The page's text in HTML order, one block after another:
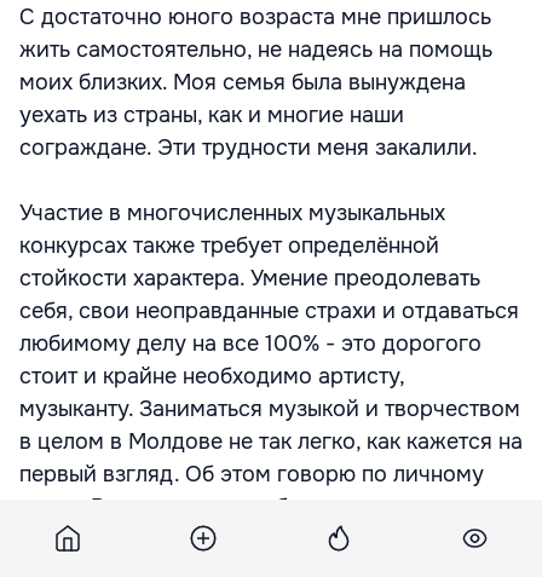
С достаточно юного возраста мне пришлось
жить самостоятельно, не надеясь на помощь
моих близких. Моя семья была вынуждена
уехать из страны, как и многие наши
сограждане. Эти трудности меня закалили.
Участие в многочисленных музыкальных
конкурсах также требует определённой
стойкости характера. Умение преодолевать
себя, свои неоправданные страхи и отдаваться
любимому делу на все 100% - это дорогого
стоит и крайне необходимо артисту,
музыканту. Заниматься музыкой и творчеством
в целом в Молдове не так легко, как кажется на
первый взгляд. Об этом говорю по личному
опыту. Важно не просто быть талантом, важно
ещё и суметь пробить себе дорогу в этом